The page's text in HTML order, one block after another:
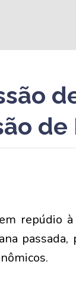
de
repúdio
passada,